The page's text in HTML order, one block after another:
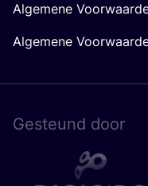
Algemene
Algemene
Gesteund door